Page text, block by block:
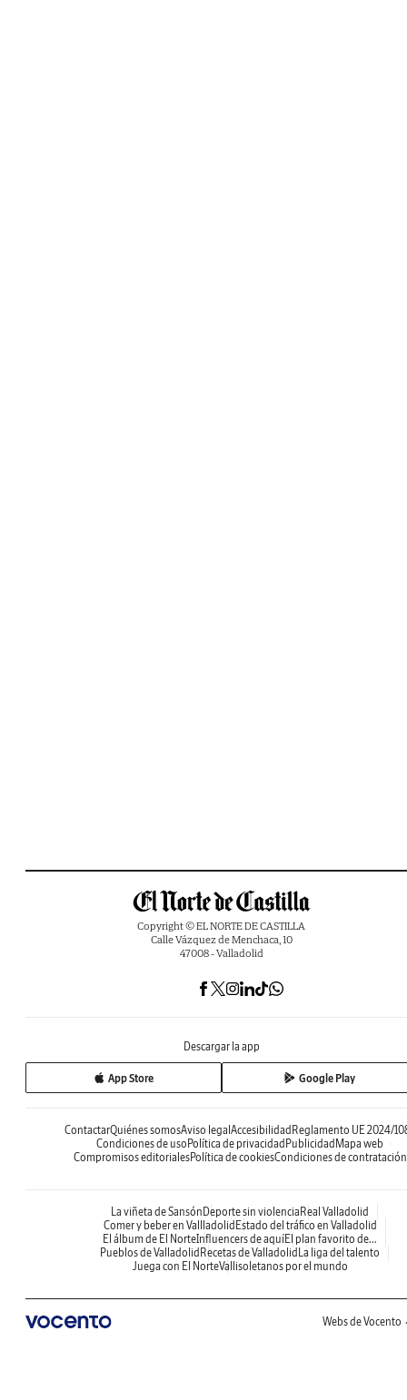
Copyright © EL NORTE DE CASTILLA
Calle Vázquez de Menchaca, 10
47008 - Valladolid
Descargar la app
App Store Google Play
ContactarQuiénes somosAviso legal Accesibilidad Reglamento UE 2024/
Condiciones de uso Política de privacidad Publicidad Mapa web
Compromisos editorialesPolítica de cookiesCondiciones de contratación
La viñeta de Sansón Deporte sin violencia Real Valladolid
Comer y beber en Vallladolid Estado del tráfico en Valladolid
El álbum de El NorteInfluencers de aquíEl plan favorito de...
Pueblos de Valladolid Recetas de Valladolid La liga del talento
Juega con El NorteVallisoletanos por el mundo
Webs de Vocento